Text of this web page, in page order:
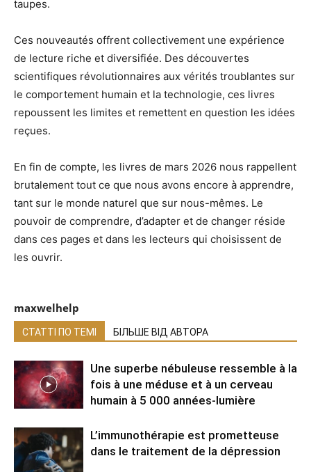
taupes.
Ces nouveautés offrent collectivement une expérience
de lecture riche et diversifiée. Des découvertes
scientifiques révolutionnaires aux vérités troublantes sur
le comportement humain et la technologie, ces livres
repoussent les limites et remettent en question les idées
reçues.
En fin de compte, les livres de mars 2026 nous rappellent
brutalement tout ce que nous avons encore à apprendre,
tant sur le monde naturel que sur nous-mêmes. Le
pouvoir de comprendre, d’adapter et de changer réside
dans ces pages et dans les lecteurs qui choisissent de
les ouvrir.
maxwelhelp
СТАТТІ ПО ТЕМІ БІЛЬШЕ ВІД АВТОРА
Une superbe nébuleuse ressemble à la
fois à une méduse et à un cerveau
humain à 5 000 années-lumière
L’immunothérapie est prometteuse
dans le traitement de la dépression